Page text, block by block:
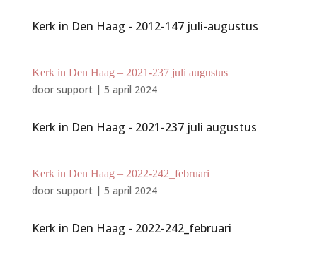
Kerk in Den Haag - 2012-147 juli-augustus
Kerk in Den Haag – 2021-237 juli augustus
door support| 5 april 2024
Kerk in Den Haag - 2021-237 juli augustus
Kerk in Den Haag – 2022-242_februari
door support| 5 april 2024
Kerk in Den Haag - 2022-242_februari